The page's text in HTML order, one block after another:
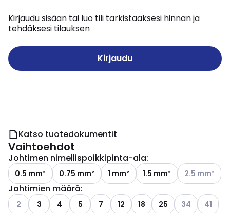
Kirjaudu sisään tai luo tili tarkistaaksesi hinnan ja
tehdäksesi tilauksen
Kirjaudu
Katso tuotedokumentit
Vaihtoehdot
Johtimen nimellispoikkipinta-ala:
0.5 mm² 0.75 mm² 1 mm² 1.5 mm² Katso
2.5 mm²
Johtimien määrä:
Katso käytettävissä olevat vaihtoehdot
2 3 4 5 7 12 18 25 Katso
34 Katso
41